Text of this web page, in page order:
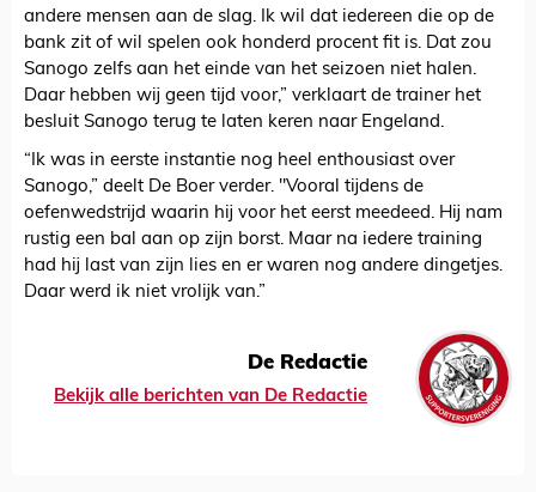
andere mensen aan de slag. Ik wil dat iedereen die op de
bank zit of wil spelen ook honderd procent fit is. Dat zou
Sanogo zelfs aan het einde van het seizoen niet halen.
Daar hebben wij geen tijd voor,” verklaart de trainer het
besluit Sanogo terug te laten keren naar Engeland.
“Ik was in eerste instantie nog heel enthousiast over
Sanogo,” deelt De Boer verder. "Vooral tijdens de
oefenwedstrijd waarin hij voor het eerst meedeed. Hij nam
rustig een bal aan op zijn borst. Maar na iedere training
had hij last van zijn lies en er waren nog andere dingetjes.
Daar werd ik niet vrolijk van.”
De Redactie
Bekijk alle berichten van De Redactie